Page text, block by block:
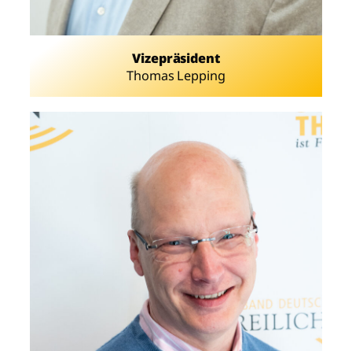
Vizepräsident
Thomas Lepping